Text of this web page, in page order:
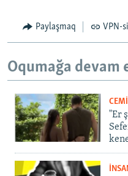
Paylaşmaq VPN-
Oqumağa devam
"Er